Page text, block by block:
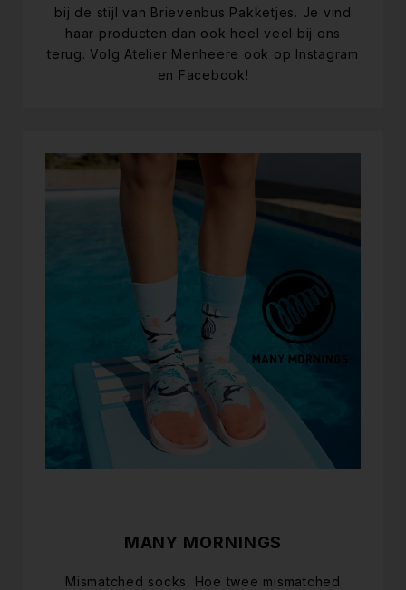
bij de stijl van Brievenbus Pakketjes. Je vind
haar producten dan ook heel veel bij ons
terug. Volg Atelier Menheere ook op Instagram
en Facebook!
MANY MORNINGS
Mismatched socks. Hoe twee mismatched